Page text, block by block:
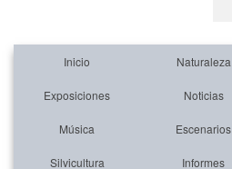
Inicio Naturaleza
Exposiciones Noticias
Música Escenarios
Silvicultura Informes